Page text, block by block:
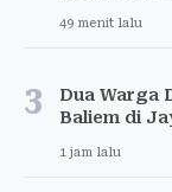
49 menit lalu
3
Dua Warga
Baliem di
1 jam lalu